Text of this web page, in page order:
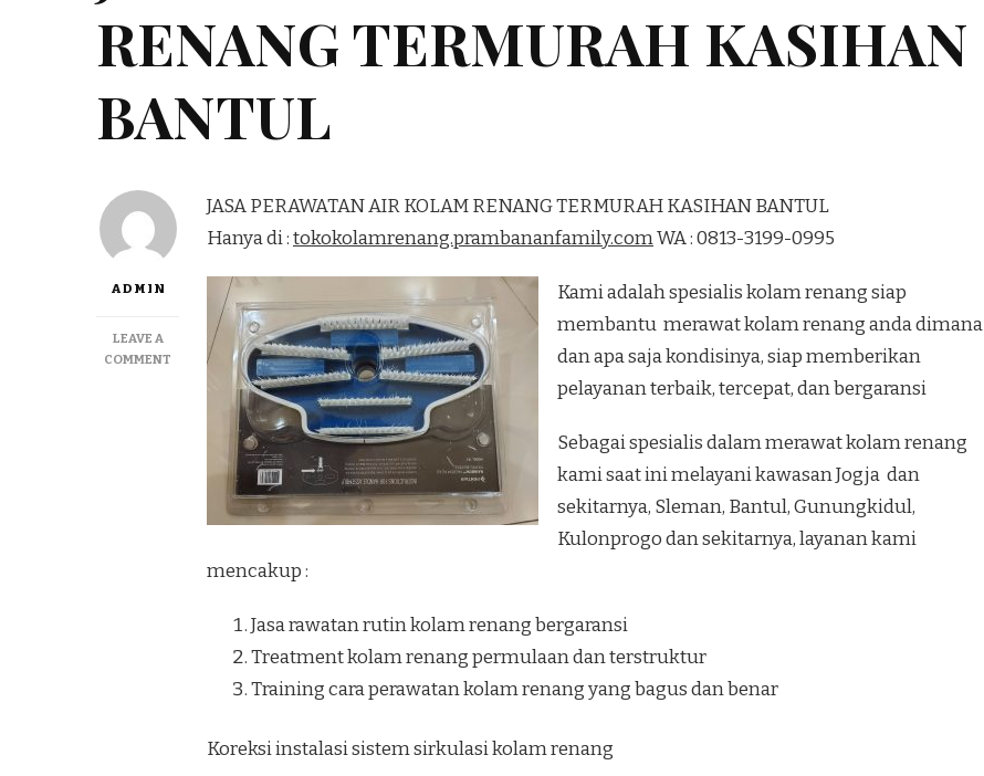
RENANG TERMURAH KASIHAN
BANTUL
ADMIN
LEAVE A
COMMENT
PERAWATAN
TERMURAH
BANTUL
JASA PERAWATAN AIR KOLAM RENANG TERMURAH KASIHAN BANTUL
Hanya di :tokokolamrenang.prambananfamily.comWA : 0813-3199-0995
Kami adalah spesialis kolam renang siap
membantu merawat kolam renang anda dimana
dan apa saja kondisinya, siap memberikan
pelayanan terbaik, tercepat, dan bergaransi
Sebagai spesialis dalam merawat kolam renang
kami saat ini melayani kawasan Jogja dan
sekitarnya, Sleman, Bantul, Gunungkidul,
Kulonprogo dan sekitarnya, layanan kami
mencakup :
Jasa rawatan rutin kolam renang bergaransi
Treatment kolam renang permulaan dan terstruktur
Training cara perawatan kolam renang yang bagus dan benar
Koreksi instalasi sistem sirkulasi kolam renang